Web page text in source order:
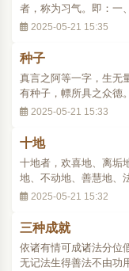
者，称为习气。即：一
亲因缘种子。此复有二
而成，令有情等起自他
2025-05-21 15:35
种子
真言之阿等一字，生无
有种子，幖所具之众德
两界种子 金胎两曼之
刚果曼荼罗，故以后果
2025-05-21 15:33
十地
十地者，欢喜地、离垢
地、不动地、善慧地、
地。一、本有无垢之十
依三密之妙行，而修显
2025-05-21 15:32
三种成就
依诸有情可成诸法分位
无记法生得善法不由功